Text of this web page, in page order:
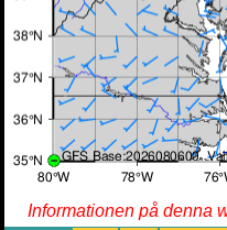
Informationen på denna